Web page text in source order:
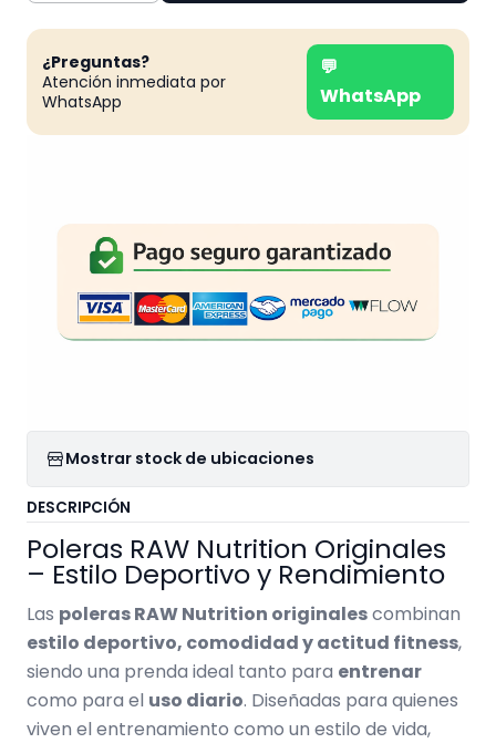
¿Preguntas?
Atención inmediata por
WhatsApp
💬
WhatsApp
Mostrar stock de ubicaciones
DESCRIPCIÓN
Poleras RAW Nutrition Originales
– Estilo Deportivo y Rendimiento
Las poleras RAW Nutrition originalescombinan
estilo deportivo, comodidad y actitud fitness,
siendo una prenda ideal tanto para entrenar
como para el uso diario. Diseñadas para quienes
viven el entrenamiento como un estilo de vida,